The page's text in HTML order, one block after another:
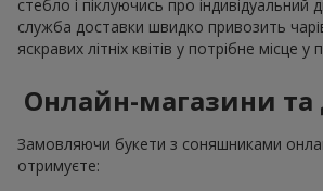
стебло і піклуючись про індивідуальний
служба доставки швидко привозить
яскравих літніх квітів у потрібне місце у
Онлайн-магазини та
Замовляючи букети з соняшниками
отримуєте: